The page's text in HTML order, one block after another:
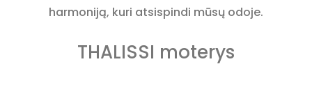
harmoniją, kuri atsispindi mūsų odoje.
THALISSI moterys